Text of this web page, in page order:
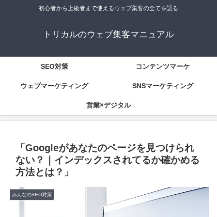
初心者から上級者まで使えるウェブ集客の全てを語る
トリカルのウェブ集客マニュアル
SEO対策 コンテンツマーケ
ウェブマーケティング SNSマーケティング
営業×デジタル
「Googleがあなたのページを見つけられ
ない？｜インデックスされてるか確かめる
方法とは？」
みんなのSEO対策